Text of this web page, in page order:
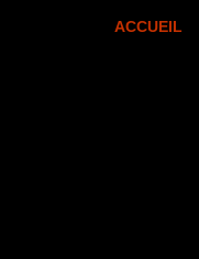
ACCUEIL